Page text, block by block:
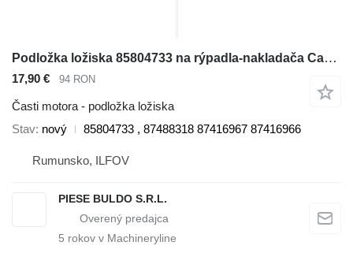
Podložka ložiska 85804733 na rýpadla-nakladača Case NEW HOLLAND, FIAT
17,90 € 94 RON
Časti motora - podložka ložiska
Stav nový 85804733 , 87488318 87416967 87416966
Rumunsko, ILFOV
PIESE BULDO S.R.L.
5 rokov v Machineryline